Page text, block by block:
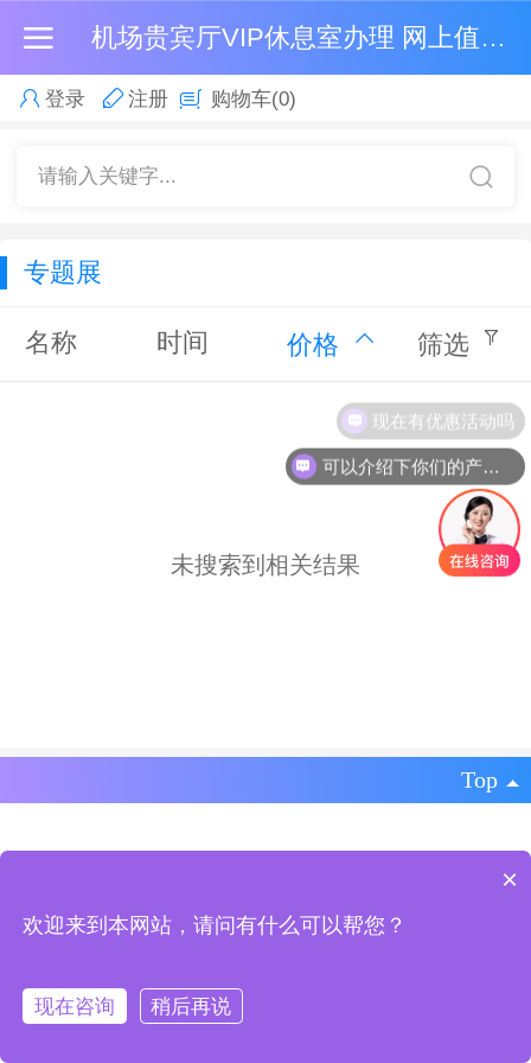
机场贵宾厅VIP休息室办理 网上值机 自助值机选座 -易乘机
登录 注册 购物车(0)
请输入关键字...
专题展
名称 时间 价格 筛选
未搜索到相关结果
Top
可以介绍下你们的产品么
现在有优惠活动吗
×
欢迎来到本网站，请问有什么可以帮您？
现在咨询 稍后再说